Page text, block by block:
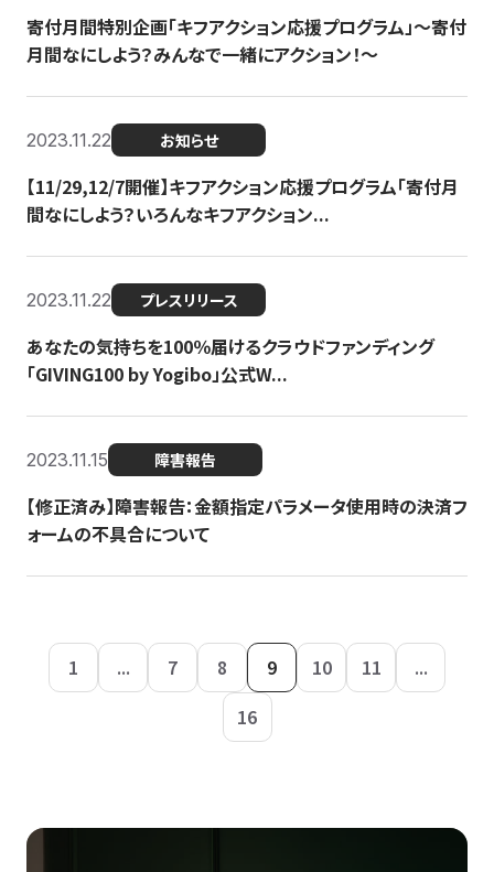
寄付月間特別企画「キフアクション応援プログラム」〜寄付
月間なにしよう？みんなで一緒にアクション！〜
2023.11.22 お知らせ
【11/29,12/7開催】キフアクション応援プログラム「寄付月
間なにしよう？いろんなキフアクション...
2023.11.22 プレスリリース
あなたの気持ちを100％届けるクラウドファンディング
「GIVING100 by Yogibo」公式W...
2023.11.15 障害報告
【修正済み】障害報告：金額指定パラメータ使用時の決済フ
ォームの不具合について
1 ... 7 8 9 10 11
...
16